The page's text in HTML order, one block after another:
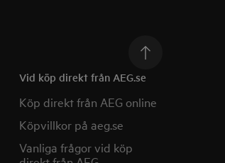
Vid köp direkt från AEG.se
Köp direkt från AEG online
Köpvillkor på aeg.se
Vanliga frågor vid köp